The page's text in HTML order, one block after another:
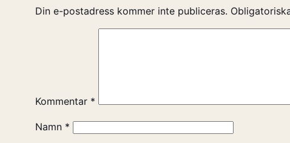
Din e-postadress kommer inte publiceras.
Kommentar *
Namn *